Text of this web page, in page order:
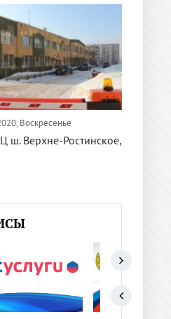
Воскресенье
ш. Верхне-Ростинское,